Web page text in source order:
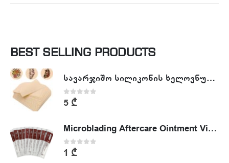
BEST SELLING PRODUCTS
სავარჯიშო სილიკონის ხელოვნური კანი - Tattoo Practike skin
0out of 5
5 ₾
Microblading Aftercare Ointment Vitamin A&D
0 out of 5
1 ₾